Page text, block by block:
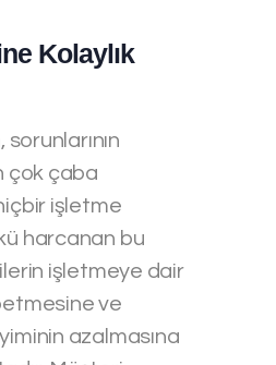
Kolaylık
çok çaba
işletme
harcanan bu
işletmeye dair
ve
azalmasına